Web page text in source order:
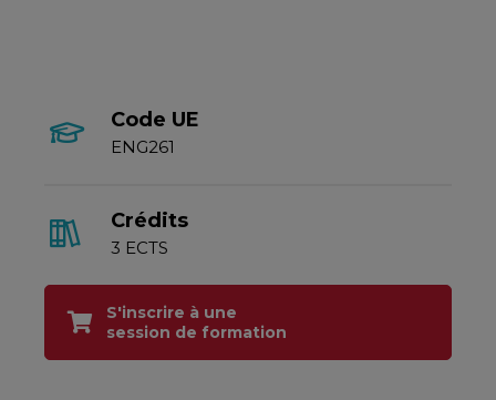
Code UE
ENG261
Crédits
3 ECTS
S'inscrire à une
session de formation